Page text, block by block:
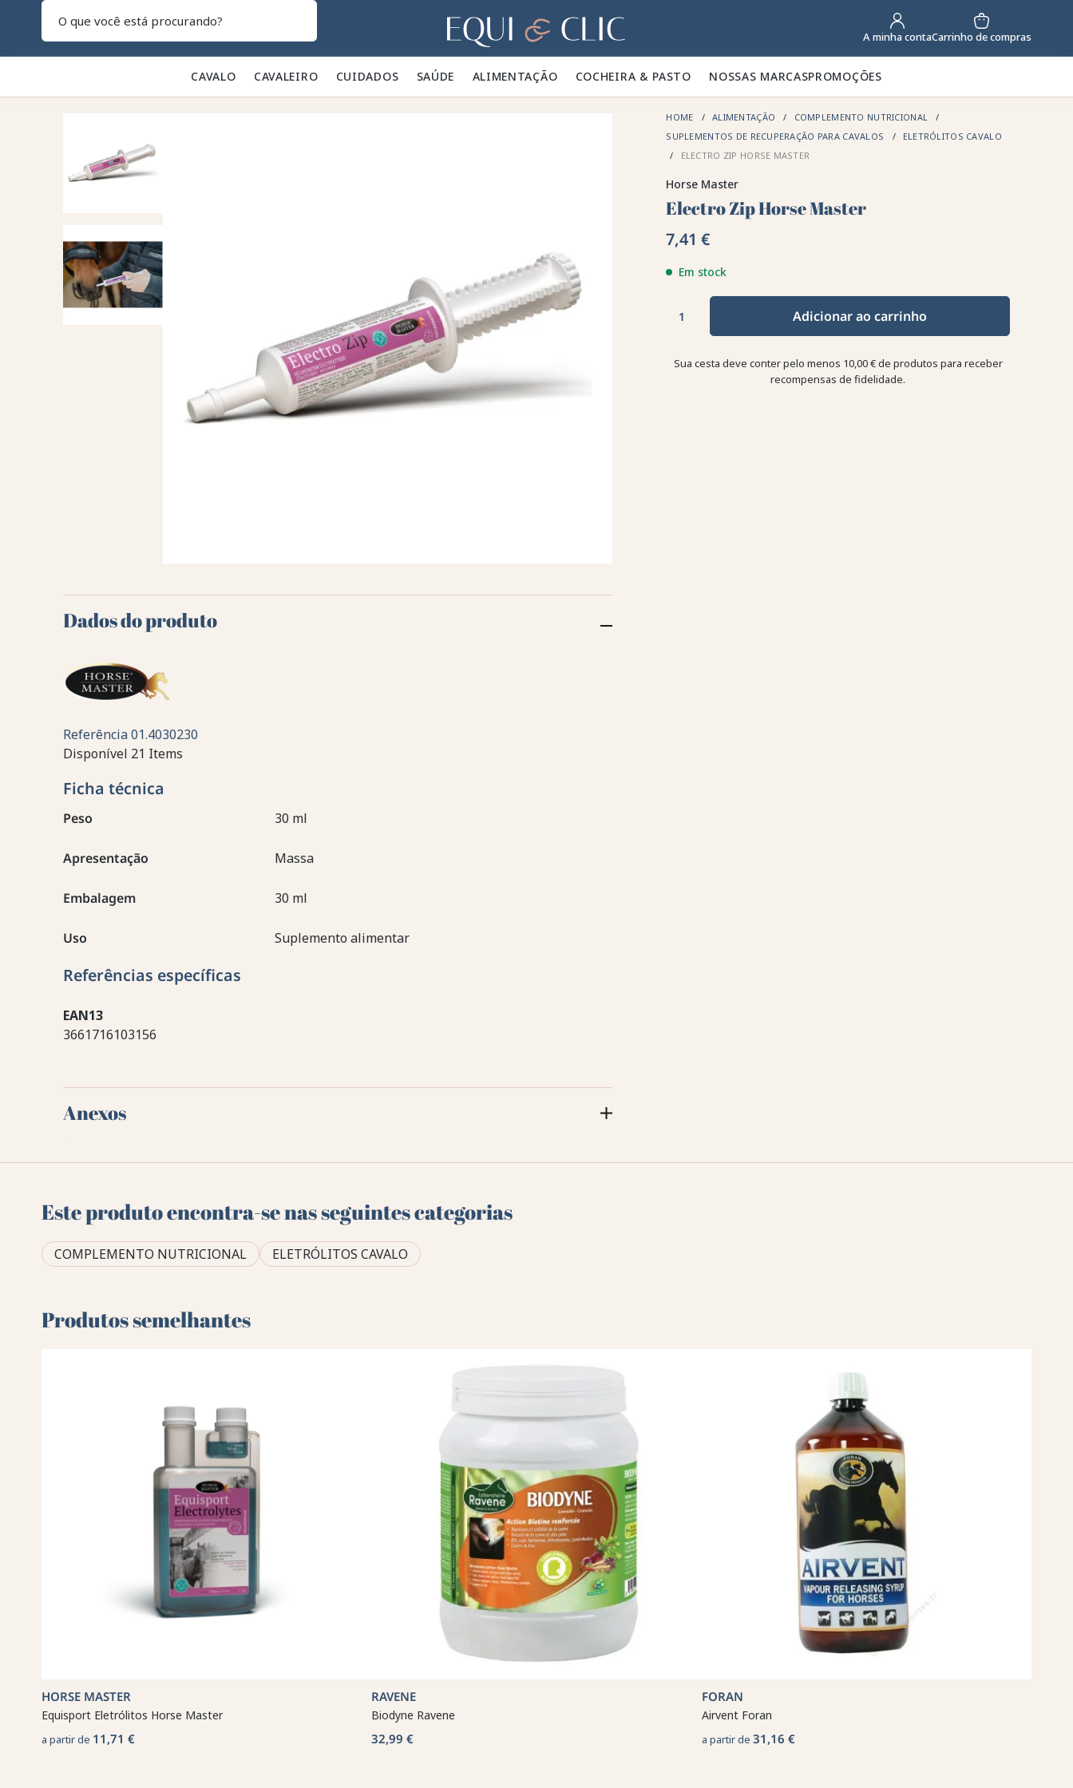
Lar A minha contaCarrinho de compras
CAVALO 🐎 CAVALEIRO 👕 CUIDADOS 🪮 SAÚDE ✨ ALIMENTAÇÃO 🥕 COCHEIRA & PASTO 🍃 NOSSAS MARCASPROMOÇÕES
HOME ALIMENTAÇÃO
COMPLEMENTO NUTRICIONAL
SUPLEMENTOS DE RECUPERAÇÃO PARA CAVALOS
ELETRÓLITOS CAVALO
ELECTRO ZIP HORSE MASTER
Horse Master
Electro Zip Horse Master
7,41 €
Em stock
Adicionar ao carrinho
Sua cesta deve conter pelo menos 10,00 € de produtos para receber
recompensas de fidelidade.
Dados do produto
Referência01.4030230
Disponível 21 Items
Ficha técnica
Peso 30 ml
Apresentação Massa
Embalagem 30 ml
Uso Suplemento alimentar
Referências específicas
EAN13
3661716103156
Anexos
Este produto encontra-se nas seguintes categorias
COMPLEMENTO NUTRICIONAL ELETRÓLITOS CAVALO
Produtos semelhantes
HORSE MASTER
Equisport Eletrólitos Horse Master
a partir de 11,71 €
RAVENE
Biodyne Ravene
32,99 €
FORAN
Airvent Foran
a partir de 31,16 €